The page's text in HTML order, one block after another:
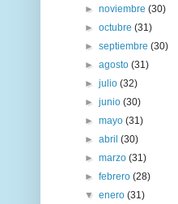
►noviembre(30)
►octubre(31)
►septiembre(30)
►agosto(31)
►julio(32)
►junio(30)
►mayo(31)
►abril(30)
►marzo(31)
►febrero(28)
▼enero(31)